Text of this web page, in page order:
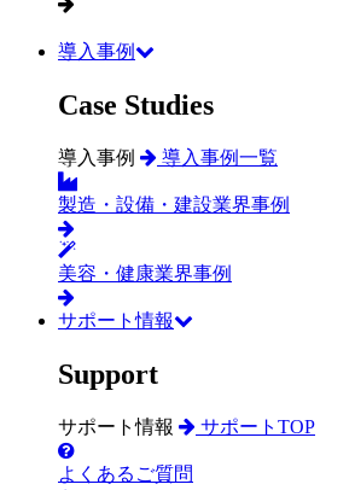
導入事例
Case Studies
導入事例 導入事例一覧
製造・設備・建設業界事例
美容・健康業界事例
サポート情報
Support
サポート情報 サポートTOP
よくあるご質問